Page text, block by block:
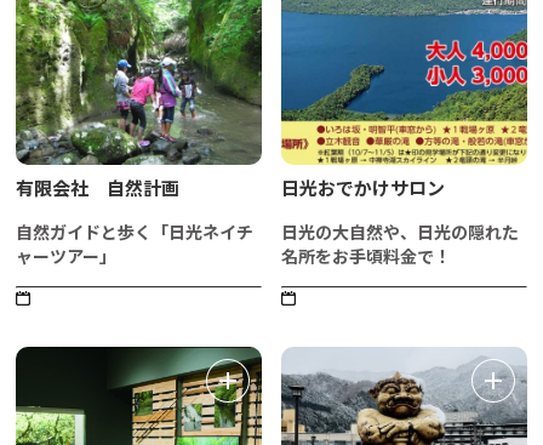
有限会社 自然計画
自然ガイドと歩く「日光ネイチ
ャーツアー」
日光おでかけサロン
日光の大自然や、日光の隠れた
名所をお手頃料金で！